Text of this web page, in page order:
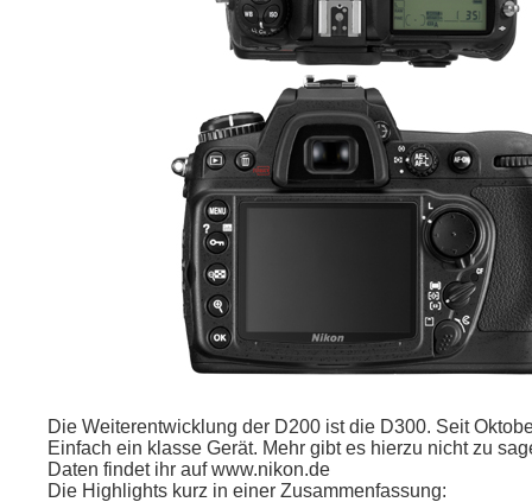
Die Weiterentwicklung der D200 ist die D300. Seit
Einfach ein klasse Gerät. Mehr gibt es hierzu nicht zu
Daten findet ihr auf www.nikon.de
Die Highlights kurz in einer Zusammenfassung: